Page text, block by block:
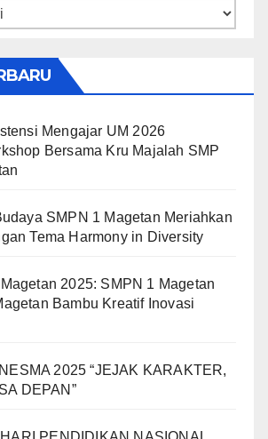
Mengajar UM 2026
Bersama Kru Majalah SMP
SMPN 1 Magetan Meriahkan
Tema Harmony in Diversity
2025: SMPN 1 Magetan
Bambu Kreatif Inovasi
2025 “JEJAK KARAKTER,
DEPAN”